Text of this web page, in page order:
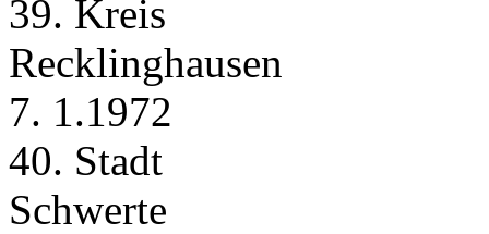
39. Kreis
Recklinghausen
7. 1.1972
40. Stadt
Schwerte